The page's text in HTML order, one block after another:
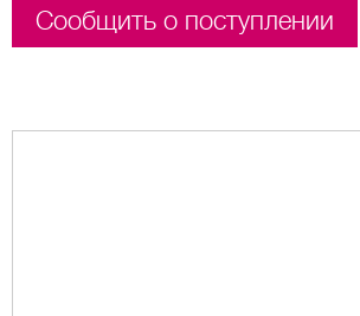
Сообщить о поступлении